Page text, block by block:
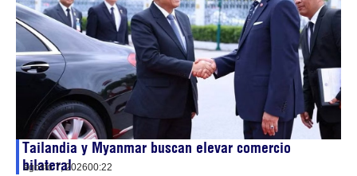
Tailandia y Myanmar buscan elevar comercio
bilateral
agosto 7, 202600:22